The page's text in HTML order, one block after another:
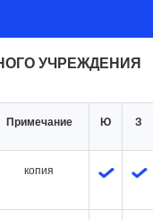
УЧРЕЖДЕНИЯ
Примечание Ю З
копия